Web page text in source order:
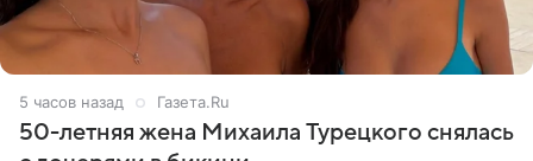
5 часов назад Газета.Ru
50-летняя жена Михаила Турецкого снялась